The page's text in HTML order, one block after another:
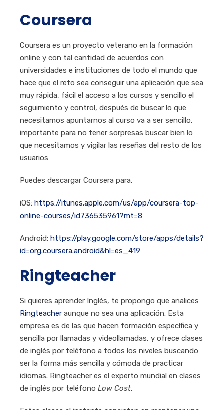
Coursera
Coursera es un proyecto veterano en la formación
online y con tal cantidad de acuerdos con
universidades e instituciones de todo el mundo que
hace que el reto sea conseguir una aplicación que sea
muy rápida, fácil el acceso a los cursos y sencillo el
seguimiento y control, después de buscar lo que
necesitamos apuntarnos al curso va a ser sencillo,
importante para no tener sorpresas buscar bien lo
que necesitamos y vigilar las reseñas del resto de los
usuarios
Puedes descargar Coursera para,
iOS: https://itunes.apple.com/us/app/coursera-top-
online-courses/id736535961?mt=8
Android: https://play.google.com/store/apps/details?
id=org.coursera.android&hl=es_419
Ringteacher
Si quieres aprender Inglés, te propongo que analices
Ringteacher aunque no sea una aplicación. Esta
empresa es de las que hacen formación específica y
sencilla por llamadas y videollamadas, y ofrece clases
de inglés por teléfono a todos los niveles buscando
ser la forma más sencilla y cómoda de practicar
idiomas. Ringteacher es el experto mundial en clases
de inglés por teléfono Low Cost.